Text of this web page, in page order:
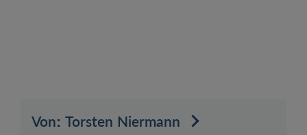
Von: Torsten Niermann